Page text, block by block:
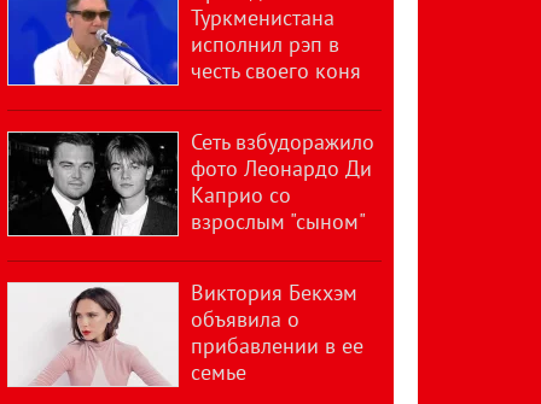
Туркменистана
исполнил рэп в
честь своего коня
Сеть взбудоражило
фото Леонардо Ди
Каприо со
взрослым "сыном"
Виктория Бекхэм
объявила о
прибавлении в ее
семье